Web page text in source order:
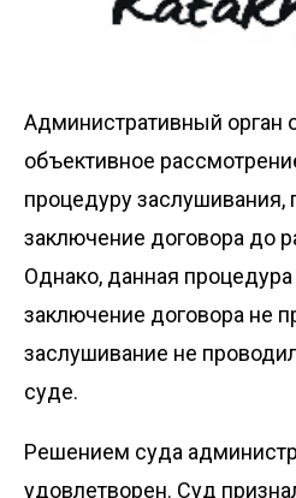
Административный орган
объективное
процедуру заслушивания,
заключение договора до
Однако, данная
заключение договора не
заслушивание не
суде.
Решением суда
удовлетворен. Суд